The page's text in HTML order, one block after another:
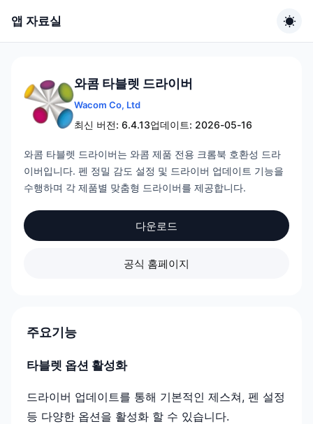
앱 자료실
와콤 타블렛 드라이버
Wacom Co, Ltd
최신 버전: 6.4.13업데이트: 2026-05-16
와콤 타블렛 드라이버는 와콤 제품 전용 크롬북 호환성 드라
이버입니다. 펜 정밀 감도 설정 및 드라이버 업데이트 기능을
수행하며 각 제품별 맞춤형 드라이버를 제공합니다.
다운로드
공식 홈페이지
주요기능
타블렛 옵션 활성화
드라이버 업데이트를 통해 기본적인 제스쳐, 펜 설정
등 다양한 옵션을 활성화 할 수 있습니다.